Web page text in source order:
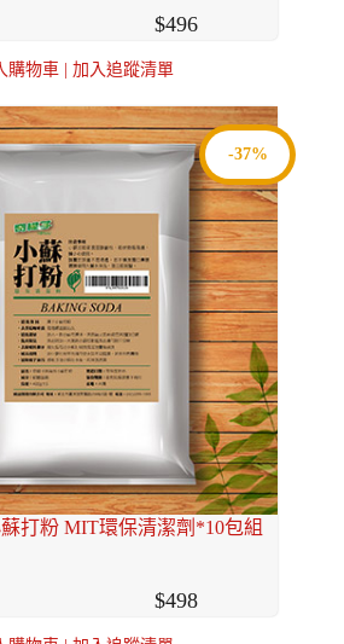
496
購物車 | 加入追蹤清單
-37%
打粉 MIT環保清潔劑*10包組
498